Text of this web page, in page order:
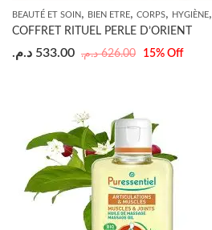
BEAUTÉ ET SOIN, BIEN ETRE, CORPS, HYGIÈNE,
COFFRET RITUEL PERLE D’ORIENT
626.00 د.م. 533.00 د.م. 15% Off